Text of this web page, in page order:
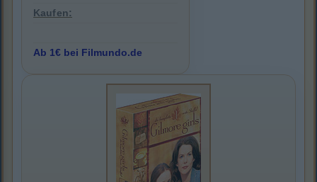
Kaufen:
Ab 1€ bei Filmundo.de